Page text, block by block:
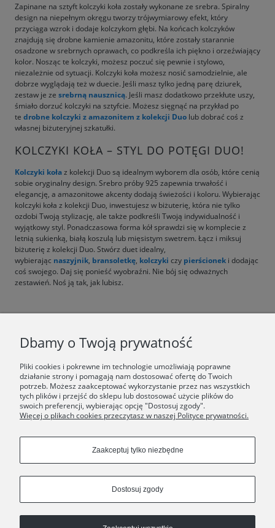
Zapinane na sztyft kolczyki koła zostały wykonane ze srebra. Spiralny
design na niepełnym okręgu tworzy trójwymiarowy efekt, który
przyciąga wzrok i dodaje kolczykom głębi. Na końcach kolczyków
znajdują się drobne kamienie amazonitu, które zostały starannie
osadzone w srebrnych oprawach, co podkreśla ich piękno i orzeźwiający
kolor. Nosząc te kolczyki, możesz poczuć się pewnie i stylowo,
niezależnie od sytuacji. Kolczyki koła możesz nosić samodzielnie, ale
dobrze wyglądają też w duecie. Jeśli masz tylko jedną parę dziurek,
zestaw je ze srebrną nausznicą. Jeśli masz dodatkowo przekłute uszy,
śmiało dorzuć kolczyki na sztyfcie. Możesz sięgnąć na przykład po
te drobne kolczyki z amazonitem z kolekcji Duo lub dobrać coś z
własnej biżuteryjnej szkatułki.
KOLCZYKI KOŁA – STYL DO POTĘGI DUO!
Kolczyki kołaz kolekcji Duo są idealnym wyborem dla osób, które cenią
sobie oryginalny design. Srebro próby 925 zapewnia trwałość i
elegancję, a amazonitowe akcenty dodają świeżości i koloru. Wybierając
kolczyki koła z kolekcji Duo, inwestujesz w biżuterię, która nie tylko
ozdobi Twoją stylizację, ale także podkreśli Twoją indywidualność i
wyjątkowy styl. Ponadczasowa forma kół sprawdzi się w komplecie z
letnią sukienką, białą koszulą lub mięsistym swetrem. Łącz i miksuj
biżuterię z kolekcji Duo. Stwórz duet idealny,
wybierając naszyjnik, bransoletkę, kolczyki czy pierścionek i dodając
coś swojego. Daj się ponieść wyobraźni. Nie bój się odważnych
zestawień. Noś ją tak, jak lubisz.
ŚWIAT ORSKA
Dołącz do nas:
Copyrights © 2024 - ORSKA
Dbamy o Twoją prywatność
Pliki cookies i pokrewne im technologie umożliwiają poprawne
działanie strony i pomagają nam dostosować ofertę do Twoich
potrzeb. Możesz zaakceptować wykorzystanie przez nas wszystkich
tych plików i przejść do sklepu lub dostosować użycie plików do
swoich preferencji, wybierając opcję "Dostosuj zgody".
Więcej o plikach cookies przeczytasz w naszej Polityce prywatności.
Zaakceptuj tylko niezbędne
Dostosuj zgody